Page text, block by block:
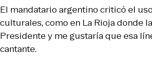
El mandatario argentino criticó el
culturales, como en La Rioja donde
Presidente y me gustaría que esa
cantante.